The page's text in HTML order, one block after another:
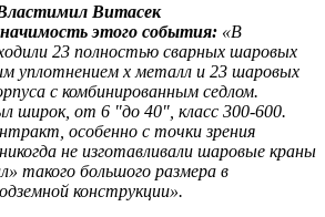
Витасек
этого события: «В
23 полностью сварных шаровых
уплотнением x металл и 23 шаровых
с комбинированным седлом.
широк, от 6 "до 40", класс 300-600.
особенно с точки зрения
не изготавливали шаровые краны
такого большого размера в
конструкции».